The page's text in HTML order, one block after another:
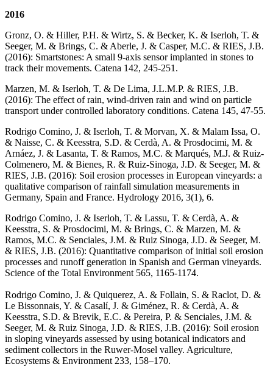
2016
Gronz, O. & Hiller, P.H. & Wirtz, S. & Becker, K. & Iserloh, T. &
Seeger, M. & Brings, C. & Aberle, J. & Casper, M.C. & RIES, J.B.
(2016): Smartstones: A small 9-axis sensor implanted in stones to
track their movements. Catena 142, 245-251.
Marzen, M. & Iserloh, T. & De Lima, J.L.M.P. & RIES, J.B.
(2016): The effect of rain, wind-driven rain and wind on particle
transport under controlled laboratory conditions. Catena 145, 47-55.
Rodrigo Comino, J. & Iserloh, T. & Morvan, X. & Malam Issa, O.
& Naisse, C. & Keesstra, S.D. & Cerdà, A. & Prosdocimi, M. &
Arnáez, J. & Lasanta, T. & Ramos, M.C. & Marqués, M.J. & Ruiz-
Colmenero, M. & Bienes, R. & Ruiz-Sinoga, J.D. & Seeger, M. &
RIES, J.B. (2016): Soil erosion processes in European vineyards: a
qualitative comparison of rainfall simulation measurements in
Germany, Spain and France. Hydrology 2016, 3(1), 6.
Rodrigo Comino, J. & Iserloh, T. & Lassu, T. & Cerdà, A. &
Keesstra, S. & Prosdocimi, M. & Brings, C. & Marzen, M. &
Ramos, M.C. & Senciales, J.M. & Ruiz Sinoga, J.D. & Seeger, M.
& RIES, J.B. (2016): Quantitative comparison of initial soil erosion
processes and runoff generation in Spanish and German vineyards.
Science of the Total Environment 565, 1165-1174.
Rodrigo Comino, J. & Quiquerez, A. & Follain, S. & Raclot, D. &
Le Bissonnais, Y. & Casalí, J. & Giménez, R. & Cerdà, A. &
Keesstra, S.D. & Brevik, E.C. & Pereira, P. & Senciales, J.M. &
Seeger, M. & Ruiz Sinoga, J.D. & RIES, J.B. (2016): Soil erosion
in sloping vineyards assessed by using botanical indicators and
sediment collectors in the Ruwer-Mosel valley. Agriculture,
Ecosystems & Environment 233, 158–170.